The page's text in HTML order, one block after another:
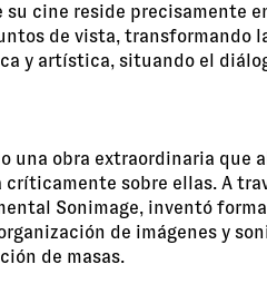
cine reside precisamente
de vista, transformando
y artística, situando el
una obra extraordinaria que
críticamente sobre ellas. A
Sonimage, inventó
de imágenes y
de masas.